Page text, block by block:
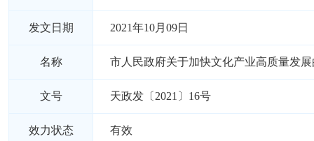
发文日期 2021年10月09日
名称 市人民政府关于加快文化产业高质量发
文号 天政发〔2021〕16号
效力状态 有效